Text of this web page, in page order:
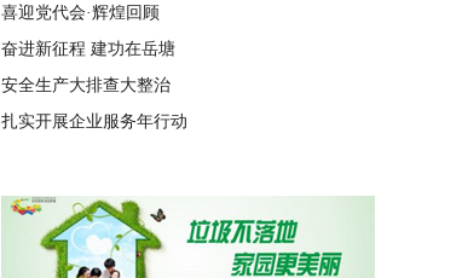
喜迎党代会·辉煌回顾
奋进新征程 建功在岳塘
安全生产大排查大整治
扎实开展企业服务年行动